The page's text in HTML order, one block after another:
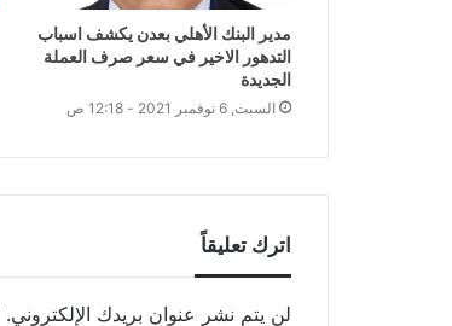
مدير البنك الأهلي بعدن يكشف اسباب
التدهور الاخير في سعر صرف العملة
الجديدة
السبت, 6 نوفمبر 2021 - 12:18 ص
اترك تعليقاً
لن يتم نشر عنوان بريدك الإلكتروني.